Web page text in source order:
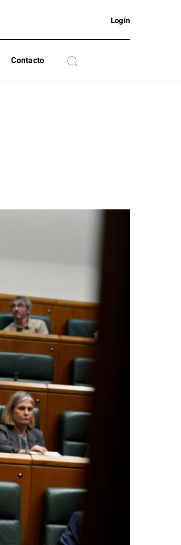
Login
Contacto